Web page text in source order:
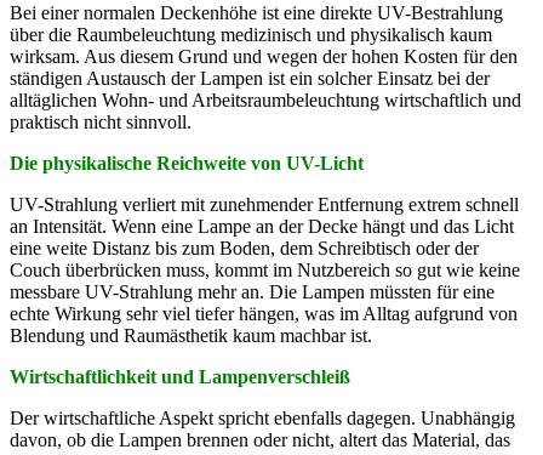
Bei einer normalen Deckenhöhe ist eine direkte UV-Bestrahlung
über die Raumbeleuchtung medizinisch und physikalisch kaum
wirksam. Aus diesem Grund und wegen der hohen Kosten für den
ständigen Austausch der Lampen ist ein solcher Einsatz bei der
alltäglichen Wohn- und Arbeitsraumbeleuchtung wirtschaftlich und
praktisch nicht sinnvoll.
Die physikalische Reichweite von UV-Licht
UV-Strahlung verliert mit zunehmender Entfernung extrem schnell
an Intensität. Wenn eine Lampe an der Decke hängt und das Licht
eine weite Distanz bis zum Boden, dem Schreibtisch oder der
Couch überbrücken muss, kommt im Nutzbereich so gut wie keine
messbare UV-Strahlung mehr an. Die Lampen müssten für eine
echte Wirkung sehr viel tiefer hängen, was im Alltag aufgrund von
Blendung und Raumästhetik kaum machbar ist.
Wirtschaftlichkeit und Lampenverschleiß
Der wirtschaftliche Aspekt spricht ebenfalls dagegen. Unabhängig
davon, ob die Lampen brennen oder nicht, altert das Material, das